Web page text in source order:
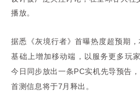
播放。
据悉《灰境行者》首曝热度超预期
基础上增加移动端，以服务更多玩
今日同步放出一条PC实机先导预告
首测信息将于7月释出。